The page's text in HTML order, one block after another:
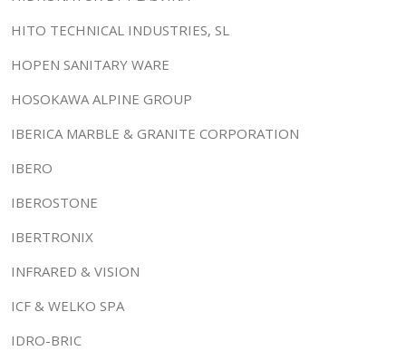
HITO TECHNICAL INDUSTRIES, SL
HOPEN SANITARY WARE
HOSOKAWA ALPINE GROUP
IBERICA MARBLE & GRANITE CORPORATION
IBERO
IBEROSTONE
IBERTRONIX
INFRARED & VISION
ICF & WELKO SPA
IDRO-BRIC